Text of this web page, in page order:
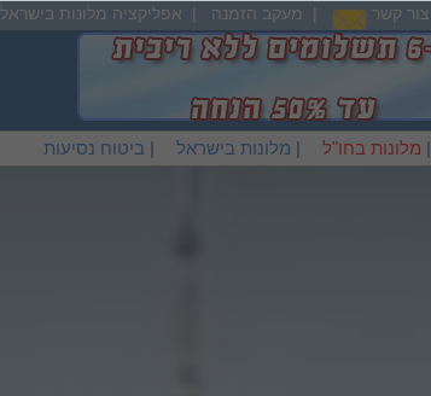
אפליקציה מלונות בישראל | מעקב הזמנה | צור קשר
ביטוח נסיעות | מלונות בישראל | מלונות בחו"ל |